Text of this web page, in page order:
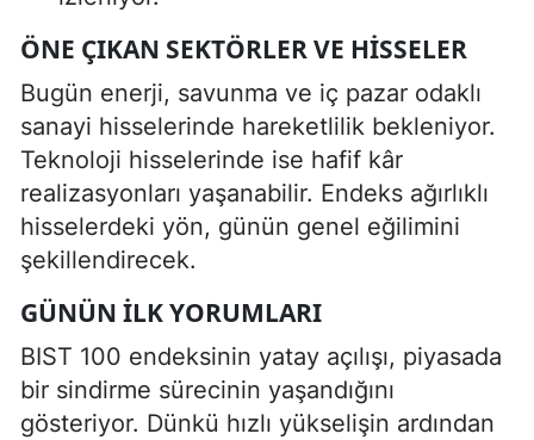
ÖNE ÇIKAN SEKTÖRLER VE HISSELER
Bugün enerji, savunma ve iç pazar odaklı
sanayi hisselerinde hareketlilik bekleniyor.
Teknoloji hisselerinde ise hafif kâr
realizasyonları yaşanabilir. Endeks ağırlıklı
hisselerdeki yön, günün genel eğilimini
şekillendirecek.
GÜNÜN İLK YORUMLARI
BIST 100 endeksinin yatay açılışı, piyasada
bir sindirme sürecinin yaşandığını
gösteriyor. Dünkü hızlı yükselişin ardından